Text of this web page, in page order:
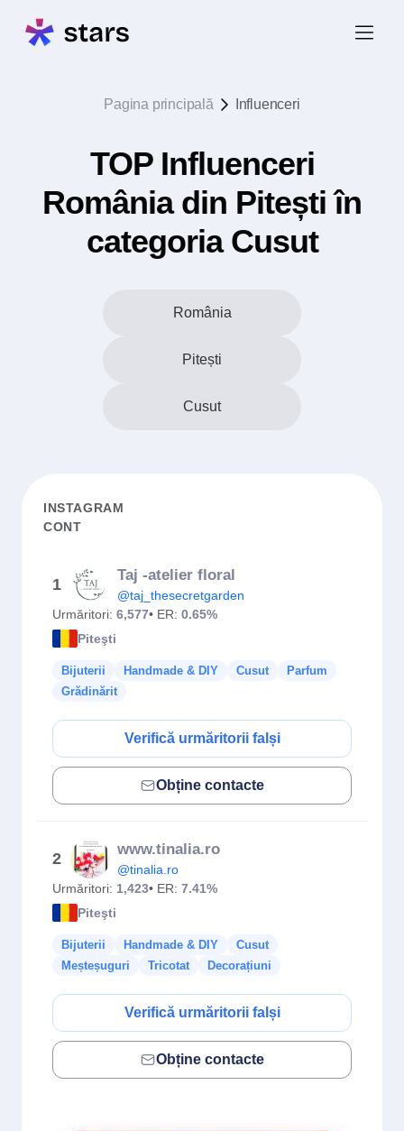
Pagina principală Influenceri
TOP Influenceri
România din Pitești în
categoria Cusut
România
Pitești
Cusut
INSTAGRAM
CONT
1
Taj -atelier floral
@taj_thesecretgarden
Urmăritori: 6,577• ER: 0.65%
Piteşti
Bijuterii Handmade & DIY Cusut
Parfum
Grădinărit
Verifică urmăritorii falși
Obține contacte
2
www.tinalia.ro
@tinalia.ro
Urmăritori: 1,423• ER: 7.41%
Piteşti
Bijuterii Handmade & DIY
Cusut
Meșteșuguri
Tricotat Decorațiuni
Verifică urmăritorii falși
Obține contacte